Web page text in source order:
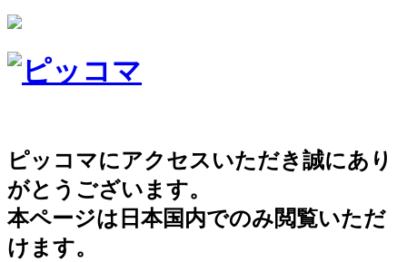
ピッコマにアクセスいただき誠にあり
がとうございます。
本ページは日本国内でのみ閲覧いただ
けます。